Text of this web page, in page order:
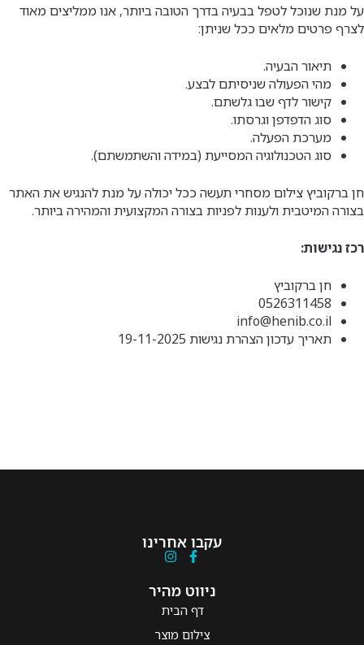
על מנת שנוכל לטפל בבעיה בדרך הטובה ביותר, אנו ממליצים מאוד
לצרף פרטים מלאים ככל שניתן:
תיאור הבעיה.
מהי הפעולה שניסיתם לבצע.
קישור לדף שבו גלשתם.
סוג הדפדפן וגרסתו.
מערכת הפעלה.
סוג הטכנולוגיה המסייעת (במידה והשתמשתם).
חן ברקוביץ צילום מסחרי תעשה ככל יכולה על מנת להנגיש את האתר
בצורה המיטבית ולענות לפניות בצורה המקצועית והמהירה ביותר.
רכז נגישות:
חן ברקוביץ
0526311458
info@henib.co.il
תאריך עדכון הצהרת נגישות 19-11-2025
עקבו אחרינו
ניווט מהיר
דף הבית
צילום מוצר